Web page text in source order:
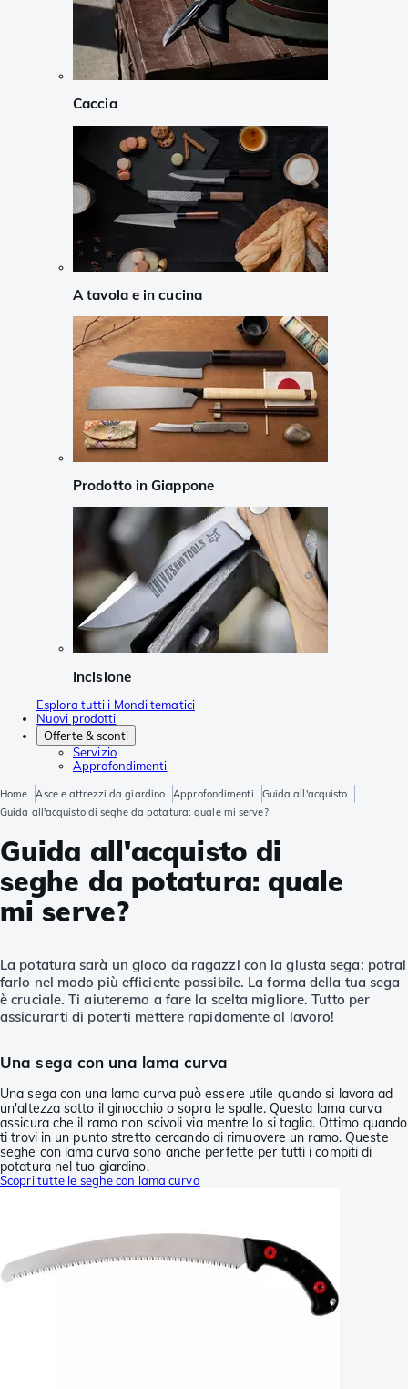
Caccia
A tavola e in cucina
Prodotto in Giappone
Incisione
Esplora tutti i Mondi tematici
Nuovi prodotti
Offerte & sconti
Servizio
Approfondimenti
Home Asce e attrezzi da giardino Approfondimenti
Guida all'acquisto
Guida all'acquisto di seghe da potatura: quale mi serve?
Guida all'acquisto di
seghe da potatura: quale
mi serve?
La potatura sarà un gioco da ragazzi con la giusta sega: potrai
farlo nel modo più efficiente possibile. La forma della tua sega
è cruciale. Ti aiuteremo a fare la scelta migliore. Tutto per
assicurarti di poterti mettere rapidamente al lavoro!
Una sega con una lama curva
Una sega con una lama curva può essere utile quando si lavora ad
un'altezza sotto il ginocchio o sopra le spalle. Questa lama curva
assicura che il ramo non scivoli via mentre lo si taglia. Ottimo quando
ti trovi in un punto stretto cercando di rimuovere un ramo. Queste
seghe con lama curva sono anche perfette per tutti i compiti di
potatura nel tuo giardino.
Scopri tutte le seghe con lama curva